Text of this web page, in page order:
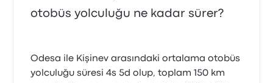
otobüs yolculuğu ne kadar sürer?
Odesa ile Kişinev arasındaki ortalama otobüs
yolculuğu süresi 4s 5d olup, toplam 150 km